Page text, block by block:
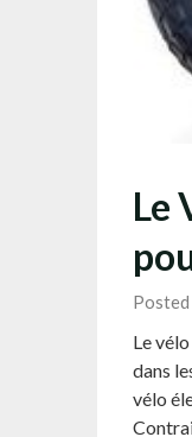
Le
Le
dans
vélo